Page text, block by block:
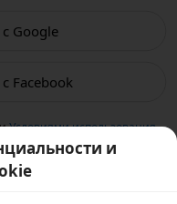
Google
Facebook
Условиями использования
нашу Политику и